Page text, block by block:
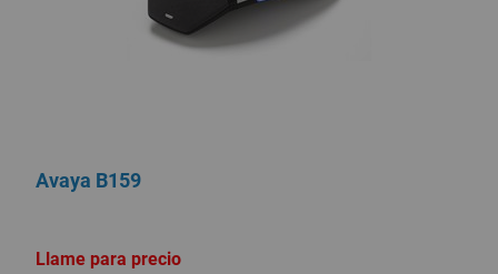
Avaya B159
Llame para precio